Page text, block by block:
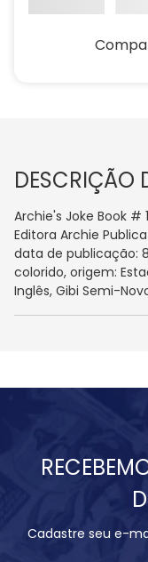
DESCRIÇÃO
Archie's Joke Book #
Editora Archie
data de publicação:
colorido, origem:
Inglês, Gibi Semi-
Cadastre seu e-